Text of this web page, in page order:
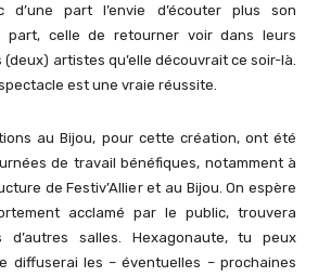
part l’envie d’écouter plus son
part, celle de retourner voir dans leurs
artistes qu’elle découvrait ce soir-là.
est une vraie réussite.
au Bijou, pour cette création, ont été
de travail bénéfiques, notamment à
de Festiv’Allier et au Bijou. On espère
acclamé par le public, trouvera
d’autres salles. Hexagonaute, tu peux
diffuserai les – éventuelles – prochaines